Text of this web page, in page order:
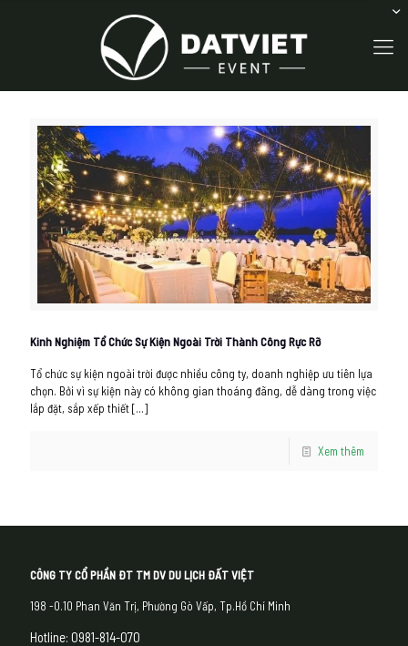
Kinh Nghiệm Tổ Chức Sự Kiện Ngoài Trời Thành Công Rực Rỡ
Tổ chức sự kiện ngoài trời được nhiều công ty, doanh nghiệp ưu tiên lựa
chọn. Bởi vì sự kiện này có không gian thoáng đãng, dễ dàng trong việc
lắp đặt, sắp xếp thiết[…]
Xem thêm
CÔNG TY CỔ PHẦN ĐT TM DV DU LỊCH ĐẤT VIỆT
198 -0.10 Phan Văn Trị, Phường Gò Vấp, Tp.Hồ Chí Minh
Hotline: 0981-814-070